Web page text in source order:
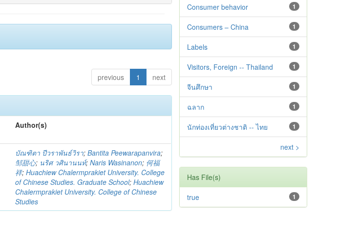
previous 1 next
Author(s)
บัณฑิตา ปีวราพันธ์วิรา;Bantita Peewarapanvira;
邹甜心; นริศ วศินานนท์;Naris Wasinanon; 何福
祥;Huachiew Chalermprakiet University. College
of Chinese Studies. Graduate School;Huachiew
Chalermprakiet University. College of Chinese
Studies
1
Consumer behavior
1
Consumers – China
1
Labels
1
Visitors, Foreign -- Thailand
1
จีนศึกษา
1
ฉลาก
1
นักท่องเที่ยวต่างชาติ -- ไทย
next >
Has File(s)
1
true